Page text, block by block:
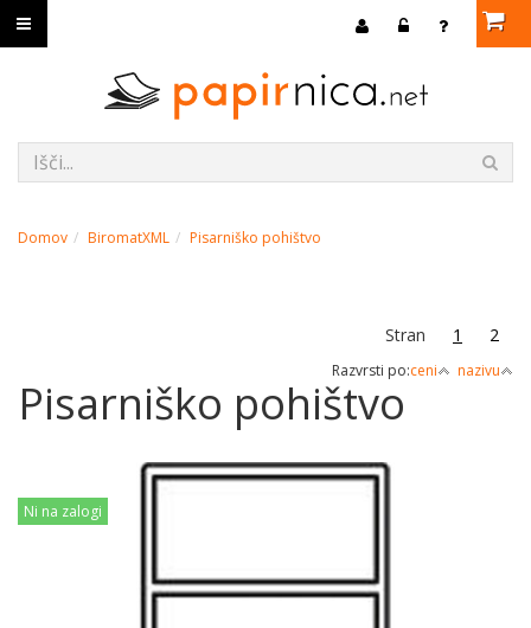
Domov BiromatXML Pisarniško pohištvo
Stran 1 2
Razvrsti po:ceni nazivu
Pisarniško pohištvo
Ni na zalogi